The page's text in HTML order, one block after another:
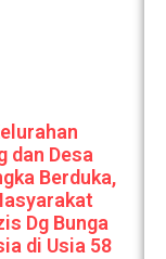
dan Desa
Berduka,
Dg Bunga
di Usia 58